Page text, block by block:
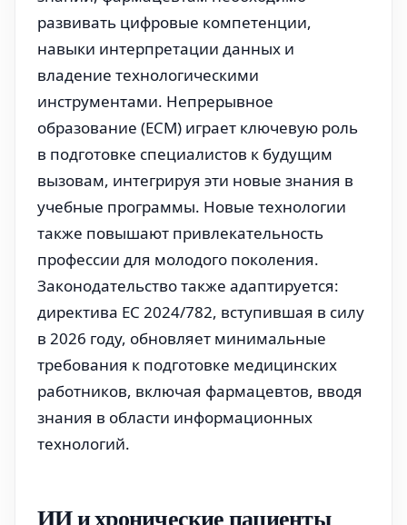
развивать цифровые компетенции,
навыки интерпретации данных и
владение технологическими
инструментами. Непрерывное
образование (ECM) играет ключевую роль
в подготовке специалистов к будущим
вызовам, интегрируя эти новые знания в
учебные программы. Новые технологии
также повышают привлекательность
профессии для молодого поколения.
Законодательство также адаптируется:
директива ЕС 2024/782, вступившая в силу
в 2026 году, обновляет минимальные
требования к подготовке медицинских
работников, включая фармацевтов, вводя
знания в области информационных
технологий.
ИИ и хронические пациенты